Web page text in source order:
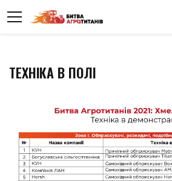
ТЕХНІКА В ПОЛІ